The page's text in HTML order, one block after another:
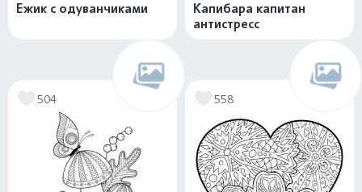
Ежик с одуванчиками
Капибара капитан
антистресс
504 558